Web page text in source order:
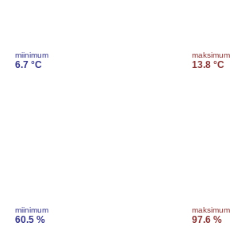
miinimum
6.7 °C
maksimum
13.8 °C
miinimum
60.5 %
maksimum
97.6 %